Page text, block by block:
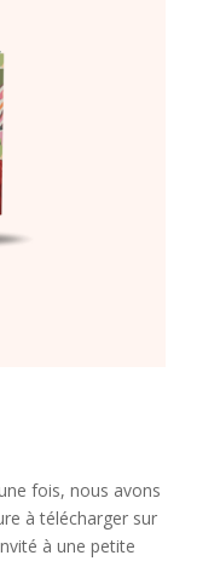
fois, nous avons
à télécharger sur
à une petite